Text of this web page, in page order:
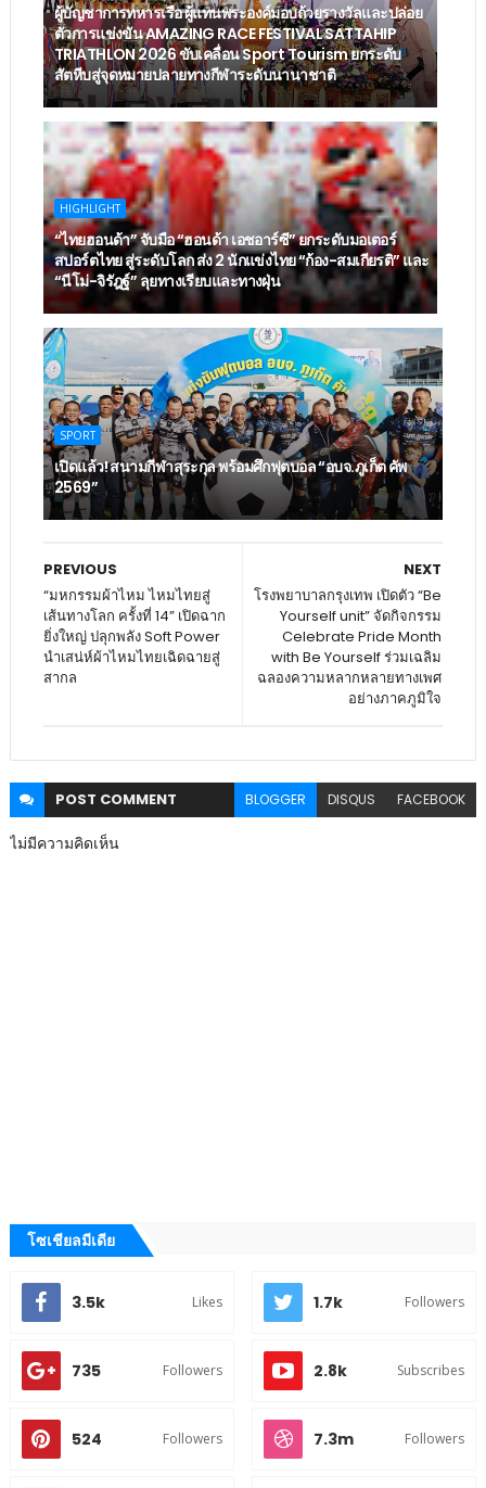
ผู้บัญชาการทหารเรือ ผู้แทนพระองค์มอบถ้วยรางวัลและปล่อย
ตัวการแข่งขัน AMAZING RACE FESTIVAL SATTAHIP
TRIATHLON 2026 ขับเคลื่อน Sport Tourism ยกระดับ
สัตหีบสู่จุดหมายปลายทางกีฬาระดับนานาชาติ
HIGHLIGHT
“ไทยฮอนด้า” จับมือ “ฮอนด้า เอชอาร์ซี” ยกระดับมอเตอร์
สปอร์ตไทย สู่ระดับโลก ส่ง 2 นักแข่งไทย “ก้อง-สมเกียรติ” และ
“นีโม่-จิรัฎฐ์” ลุยทางเรียบและทางฝุ่น
SPORT
เปิดแล้ว! สนามกีฬาสุระกุล พร้อมศึกฟุตบอล “อบจ.ภูเก็ต คัพ
2569”
NEXT
โรงพยาบาลกรุงเทพ เปิดตัว “Be
Yourself unit” จัดกิจกรรม
Celebrate Pride Month
with Be Yourself ร่วมเฉลิม
ฉลองความหลากหลายทางเพศ
อย่างภาคภูมิใจ
PREVIOUS
“มหกรรมผ้าไหม ไหมไทยสู่
เส้นทางโลก ครั้งที่ 14” เปิดฉาก
ยิ่งใหญ่ ปลุกพลัง Soft Power
นำเสน่ห์ผ้าไหมไทยเฉิดฉายสู่
สากล
POST COMMENT BLOGGER DISQUS FACEBOOK
ไม่มีความคิดเห็น
โซเชียลมีเดีย
3.5k Likes 1.7k Followers
735 Followers 2.8k Subscribes
524 Followers 7.3m Followers